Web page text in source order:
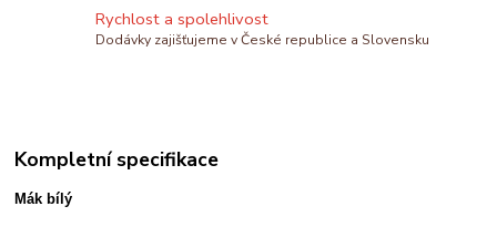
Rychlost a spolehlivost
Dodávky zajišťujeme v České republice a Slovensku
Kompletní specifikace
Mák bílý